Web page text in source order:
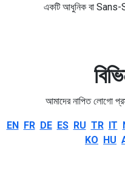
একটি আধুনিক বা Sans-
আমাদের নাপিত লোগো
EN FR DE ES RU TR IT
KO HU